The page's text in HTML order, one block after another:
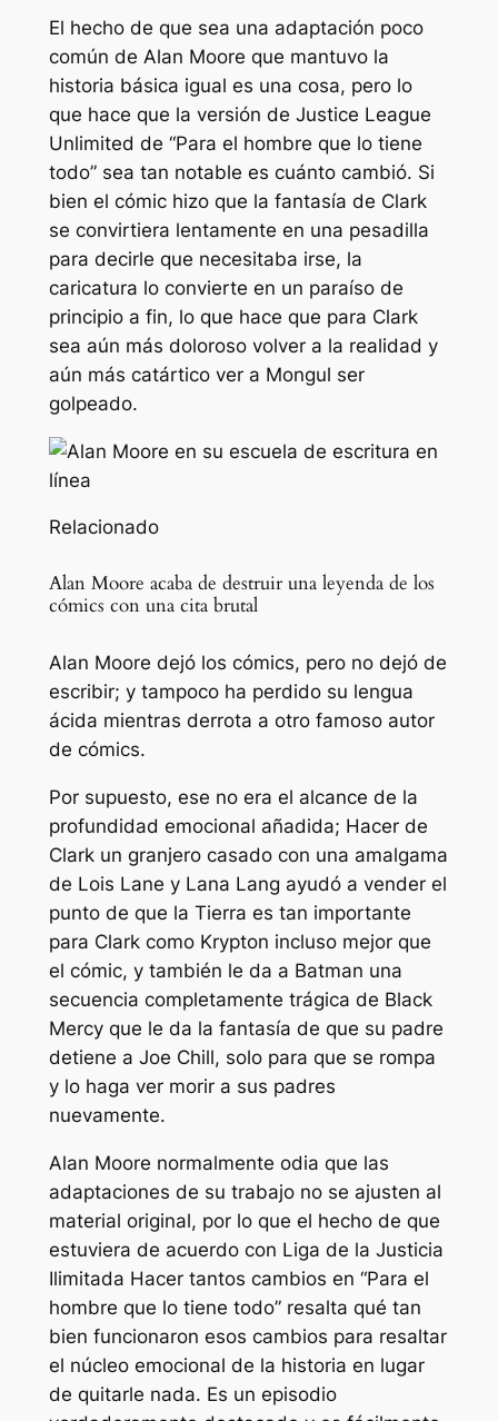
El hecho de que sea una adaptación poco
común de Alan Moore que mantuvo la
historia básica igual es una cosa, pero lo
que hace que la versión de Justice League
Unlimited de “Para el hombre que lo tiene
todo” sea tan notable es cuánto cambió. Si
bien el cómic hizo que la fantasía de Clark
se convirtiera lentamente en una pesadilla
para decirle que necesitaba irse, la
caricatura lo convierte en un paraíso de
principio a fin, lo que hace que para Clark
sea aún más doloroso volver a la realidad y
aún más catártico ver a Mongul ser
golpeado.
Relacionado
Alan Moore acaba de destruir una leyenda de los
cómics con una cita brutal
Alan Moore dejó los cómics, pero no dejó de
escribir; y tampoco ha perdido su lengua
ácida mientras derrota a otro famoso autor
de cómics.
Por supuesto, ese no era el alcance de la
profundidad emocional añadida; Hacer de
Clark un granjero casado con una amalgama
de Lois Lane y Lana Lang ayudó a vender el
punto de que la Tierra es tan importante
para Clark como Krypton incluso mejor que
el cómic, y también le da a Batman una
secuencia completamente trágica de Black
Mercy que le da la fantasía de que su padre
detiene a Joe Chill, solo para que se rompa
y lo haga ver morir a sus padres
nuevamente.
Alan Moore normalmente odia que las
adaptaciones de su trabajo no se ajusten al
material original, por lo que el hecho de que
estuviera de acuerdo con Liga de la Justicia
Ilimitada Hacer tantos cambios en “Para el
hombre que lo tiene todo” resalta qué tan
bien funcionaron esos cambios para resaltar
el núcleo emocional de la historia en lugar
de quitarle nada. Es un episodio